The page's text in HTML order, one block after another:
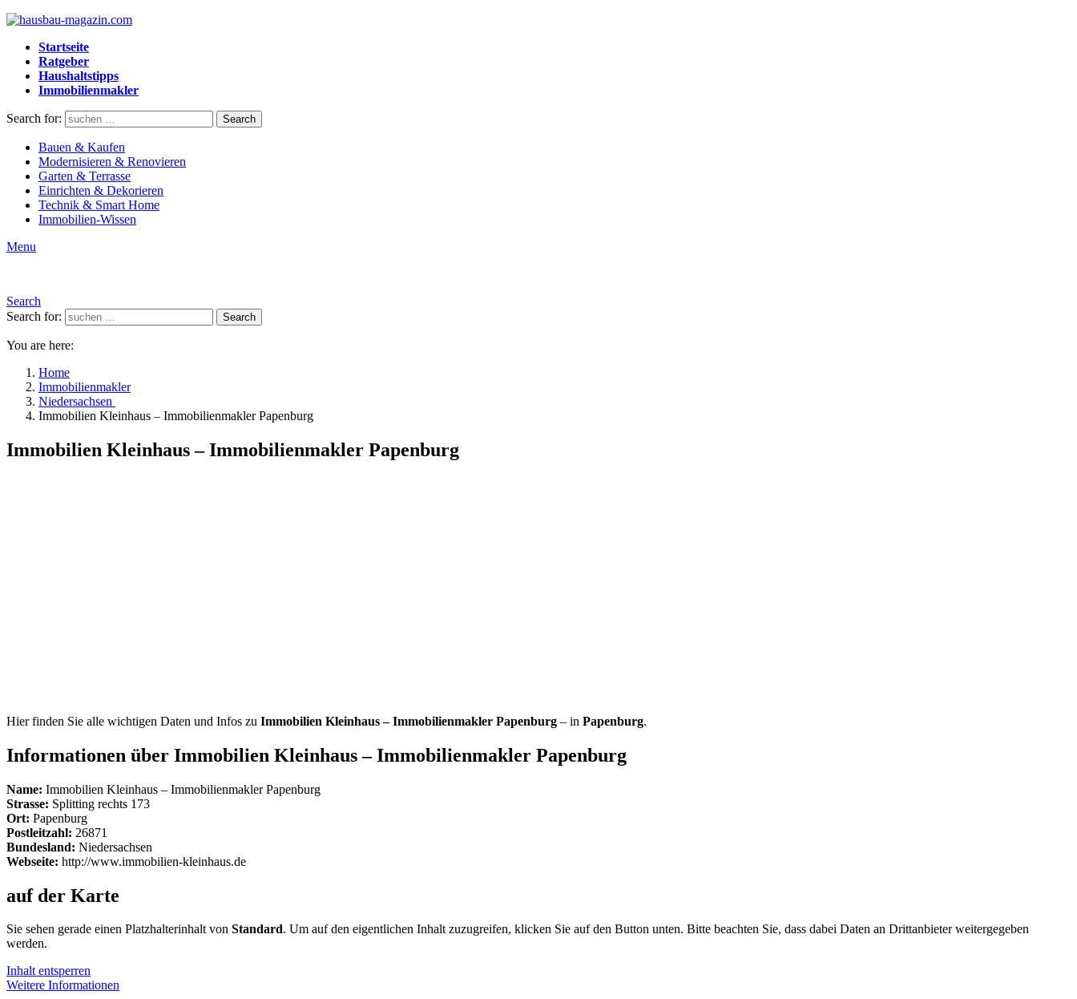
Startseite
Ratgeber
Haushaltstipps
Immobilienmakler
Search for: Search
Bauen & Kaufen
Modernisieren & Renovieren
Garten & Terrasse
Einrichten & Dekorieren
Technik & Smart Home
Immobilien-Wissen
Menu
Search
Search for:
Search
You are here:
Home
Immobilienmakler
Niedersachsen
Immobilien Kleinhaus – Immobilienmakler Papenburg
Immobilien Kleinhaus – Immobilienmakler Papenburg
Hier finden Sie alle wichtigen Daten und Infos zu Immobilien Kleinhaus – Immobilienmakler Papenburg – in Papenburg.
Informationen über Immobilien Kleinhaus – Immobilienmakler Papenburg
Name: Immobilien Kleinhaus – Immobilienmakler Papenburg
Strasse: Splitting rechts 173
Ort: Papenburg
Postleitzahl: 26871
Bundesland: Niedersachsen
Webseite: http://www.immobilien-kleinhaus.de
auf der Karte
Sie sehen gerade einen Platzhalterinhalt von Standard. Um auf den eigentlichen Inhalt zuzugreifen, klicken Sie auf den Button unten. Bitte beachten Sie, dass dabei Daten an Drittanbieter weitergegeben
werden.
Inhalt entsperren
Weitere Informationen